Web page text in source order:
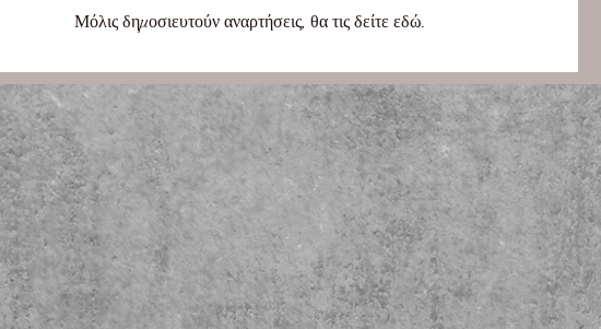
Μόλις δημοσιευτούν αναρτήσεις, θα τις δείτε εδώ.